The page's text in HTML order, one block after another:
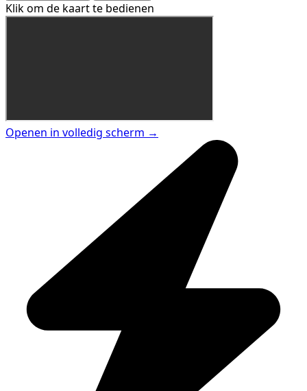
Klik om de kaart te bedienen
Openen in volledig scherm →